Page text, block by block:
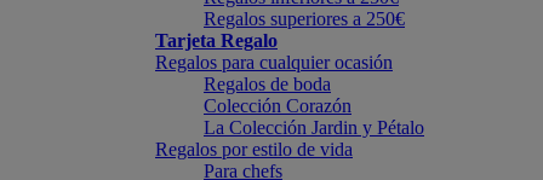
Regalos superiores a 250€
Tarjeta Regalo
Regalos para cualquier ocasión
Regalos de boda
Colección Corazón
La Colección Jardin y Pétalo
Regalos por estilo de vida
Para chefs